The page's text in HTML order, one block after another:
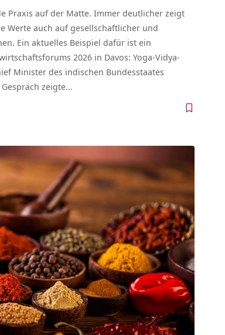
Praxis auf der Matte. Immer deutlicher zeigt
Werte auch auf gesellschaftlicher und
Ein aktuelles Beispiel dafür ist ein
2026 in Davos: Yoga-Vidya-
Minister des indischen Bundesstaates
Gespräch zeigte…